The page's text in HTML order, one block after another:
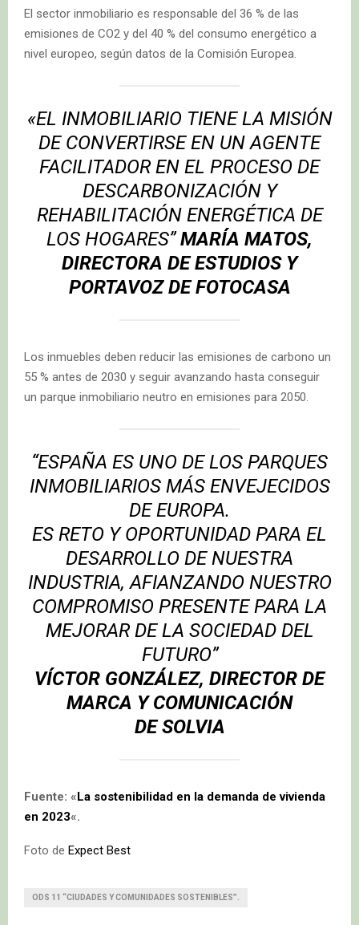
El sector inmobiliario es responsable del 36 % de las
emisiones de CO2 y del 40 % del consumo energético a
nivel europeo, según datos de la Comisión Europea.
«EL INMOBILIARIO TIENE LA MISIÓN
DE CONVERTIRSE EN UN AGENTE
FACILITADOR EN EL PROCESO DE
DESCARBONIZACIÓN Y
REHABILITACIÓN ENERGÉTICA DE
LOS HOGARES”MARÍA MATOS,
DIRECTORA DE ESTUDIOS Y
PORTAVOZ DE FOTOCASA
Los inmuebles deben reducir las emisiones de carbono un
55 % antes de 2030 y seguir avanzando hasta conseguir
un parque inmobiliario neutro en emisiones para 2050.
“ESPAÑA ES UNO DE LOS PARQUES
INMOBILIARIOS MÁS ENVEJECIDOS
DE EUROPA.
ES RETO Y OPORTUNIDAD PARA EL
DESARROLLO DE NUESTRA
INDUSTRIA, AFIANZANDO NUESTRO
COMPROMISO PRESENTE PARA LA
MEJORAR DE LA SOCIEDAD DEL
FUTURO”
VÍCTOR GONZÁLEZ, DIRECTOR DE
MARCA Y COMUNICACIÓN
DESOLVIA
Fuente: «La sostenibilidad en la demanda de vivienda
en 2023«.
Foto de Expect Best
ODS 11 “CIUDADES Y COMUNIDADES SOSTENIBLES”.